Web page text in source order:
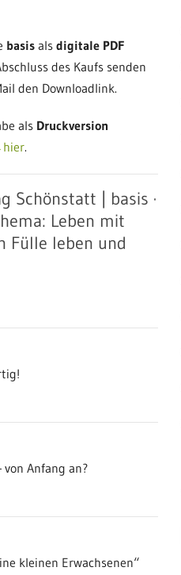
basis alsdigitale PDF
des Kaufs senden
den Downloadlink.
als Druckversion
.
Schönstatt | basis ·
Leben mit
Fülle leben und
von Anfang an?
kleinen Erwachsenen“